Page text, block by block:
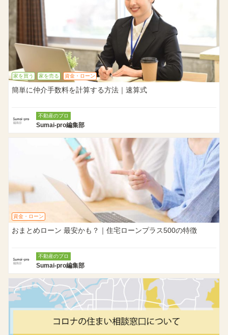
家を買う 家を売る 資金・ローン
簡単に仲介手数料を計算する方法｜速算式
不動産のプロ
Sumai-pro編集部
資金・ローン
おまとめローン 最安かも？｜住宅ローンプラス500の特徴
不動産のプロ
Sumai-pro編集部